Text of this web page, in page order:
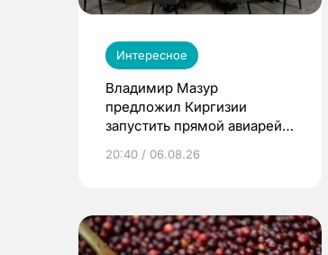
Интересное
Владимир Мазур
предложил Киргизии
запустить прямой авиарейс
20:40 / 06.08.26